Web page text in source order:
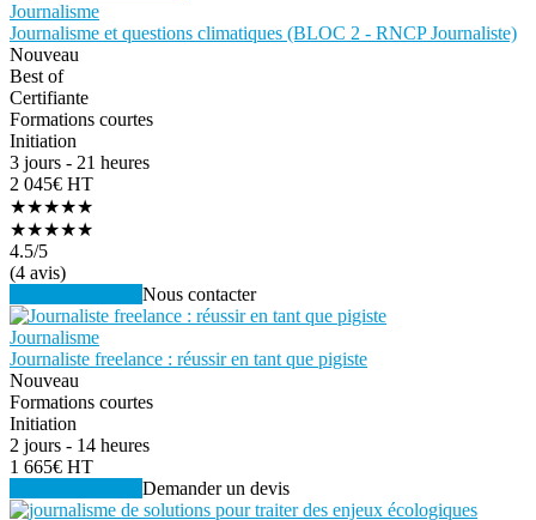
Journalisme
Journalisme et questions climatiques (BLOC 2 - RNCP Journaliste)
Nouveau
Best of
Certifiante
Formations courtes
Initiation
3 jours - 21 heures
2 045€ HT
★★★★★
★★★★★
4.5/5
(4 avis)
Nous contacter
Journalisme
Journaliste freelance : réussir en tant que pigiste
Nouveau
Formations courtes
Initiation
2 jours - 14 heures
1 665€ HT
Demander un devis